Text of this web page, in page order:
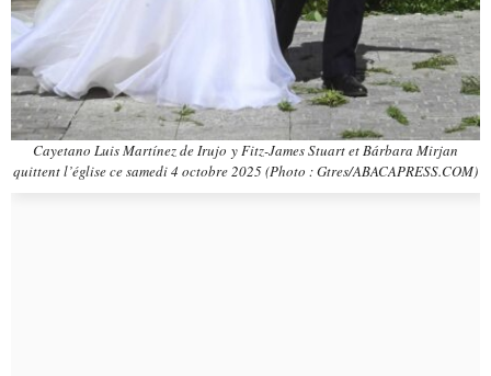
Cayetano Luis Martínez de Irujo y Fitz-James Stuart et Bárbara Mirjan
quittent l’église ce samedi 4 octobre 2025 (Photo : Gtres/ABACAPRESS.COM)